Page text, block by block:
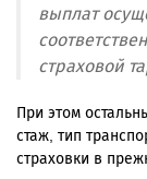
выплат
страховой
При этом
стаж, тип
страховки в